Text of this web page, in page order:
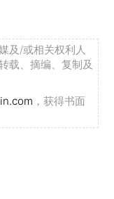
及/或相关权利人
载、摘编、复制及
，获得书面